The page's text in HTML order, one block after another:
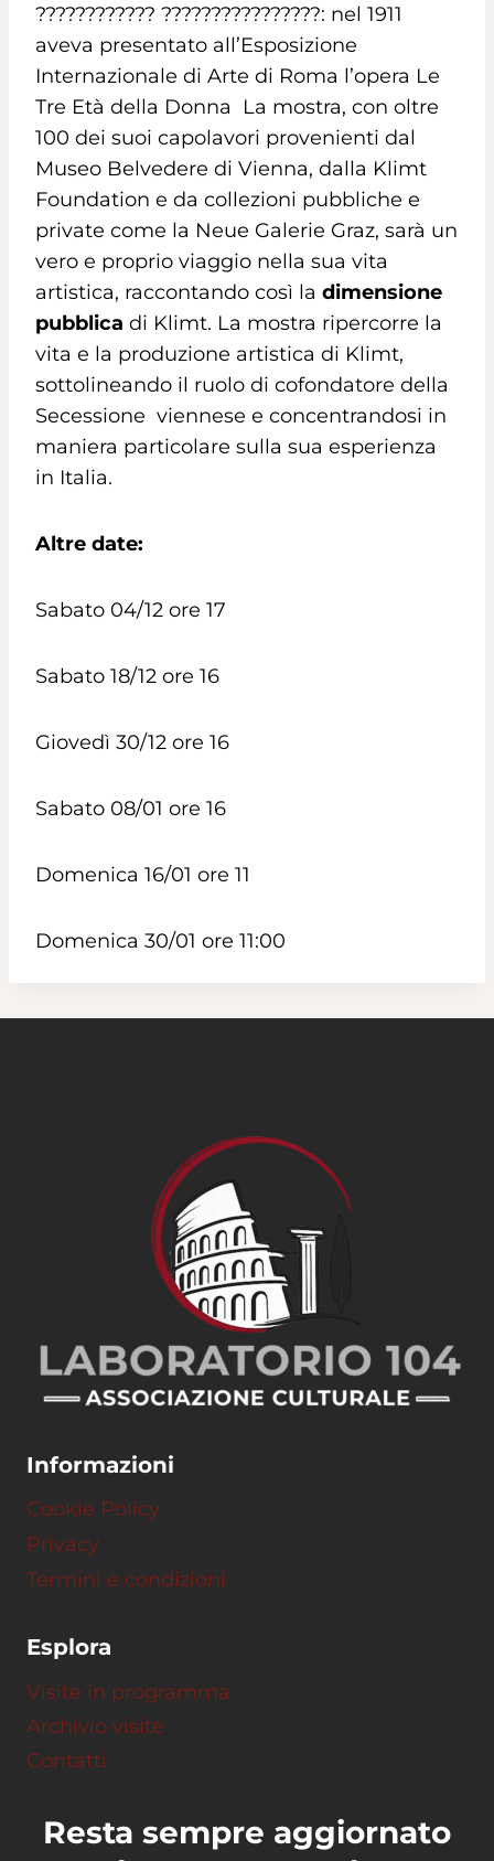
???????????? ????????????????: nel 1911
aveva presentato all’Esposizione
Internazionale di Arte di Roma l’opera Le
Tre Età della Donna La mostra, con oltre
100 dei suoi capolavori provenienti dal
Museo Belvedere di Vienna, dalla Klimt
Foundation e da collezioni pubbliche e
private come la Neue Galerie Graz, sarà un
vero e proprio viaggio nella sua vita
artistica, raccontando così la dimensione
pubblica di Klimt. La mostra ripercorre la
vita e la produzione artistica di Klimt,
sottolineando il ruolo di cofondatore della
Secessione viennese e concentrandosi in
maniera particolare sulla sua esperienza
in Italia.
Altre date:
Sabato 04/12 ore 17
Sabato 18/12 ore 16
Giovedì 30/12 ore 16
Sabato 08/01 ore 16
Domenica 16/01 ore 11
Domenica 30/01 ore 11:00
Informazioni
Cookie Policy
Privacy
Termini e condizioni
Esplora
Visite in programma
Archivio visite
Contatti
Resta sempre aggiornato